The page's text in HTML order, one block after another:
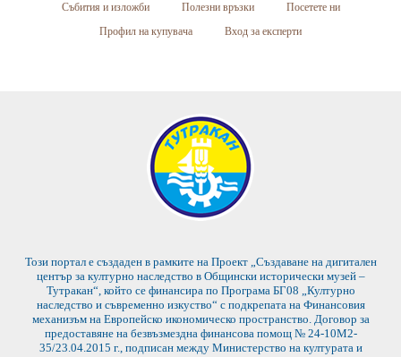
Събития и изложби
Полезни връзки
Посетете ни
Профил на купувача
Вход за експерти
Този портал е създаден в рамките на Проект „Създаване на дигитален
център за културно наследство в Общински исторически музей –
Тутракан“, който се финансира по Програма БГ08 „Културно
наследство и съвременно изкуство“ с подкрепата на Финансовия
механизъм на Европейско икономическо пространство. Договор за
предоставяне на безвъзмездна финансова помощ № 24-10М2-
35/23.04.2015 г., подписан между Министерство на културата и